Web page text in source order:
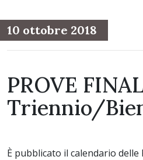
10 ottobre 2018
PROVE
Triennio/
È pubblicato il calendario delle